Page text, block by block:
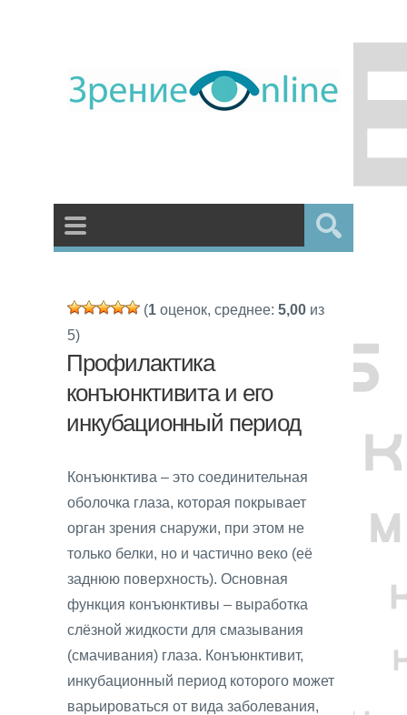
(1 оценок, среднее: 5,00 из
5)
Профилактика
конъюнктивита и его
инкубационный период
Конъюнктива – это соединительная
оболочка глаза, которая покрывает
орган зрения снаружи, при этом не
только белки, но и частично веко (её
заднюю поверхность). Основная
функция конъюнктивы – выработка
слёзной жидкости для смазывания
(смачивания) глаза. Конъюнктивит,
инкубационный период которого может
варьироваться от вида заболевания,